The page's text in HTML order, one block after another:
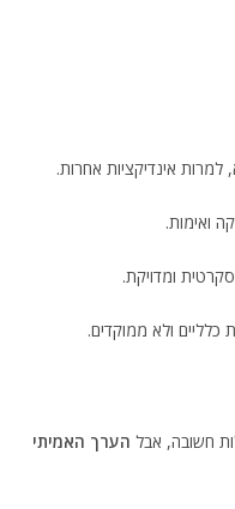
אינדיקציות אחרות.
ואימות.
ומדויקת.
כלליים ולא ממוקדים.
חשובה, אבל הערך האמיתי